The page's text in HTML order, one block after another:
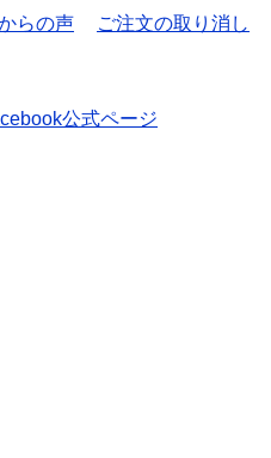
らの声 ご注文の取り消し
公式ページ